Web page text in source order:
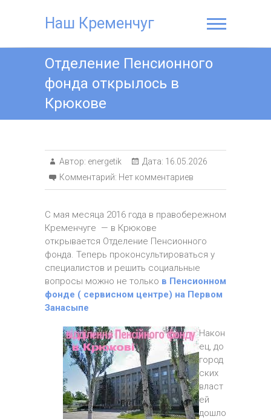
Наш Кременчуг
Отделение Пенсионного
фонда открылось в
Крюкове
Автор: energetik Дата: 16.05.2026
Комментарий: Нет комментариев
С мая месяца 2016 года в правобережном
Кременчуге — в Крюкове
открывается Отделение Пенсионного
фонда. Теперь проконсультироваться у
специалистов и решить социальные
вопросы можно не только в Пенсионном
фонде ( сервисном центре) на Первом
Занасыпе
Након
ец, до
город
ских
власт
ей
дошло